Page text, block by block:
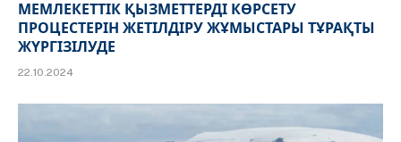
МЕМЛЕКЕТТІК ҚЫЗМЕТТЕРДІ КӨРСЕТУ
ПРОЦЕСТЕРІН ЖЕТІЛДІРУ ЖҰМЫСТАРЫ ТҰРАҚТЫ
ЖҮРГІЗІЛУДЕ
22.10.2024